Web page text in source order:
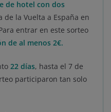
de hotel con dos
la Vuelta a España en
entrar en este sorteo
de al menos 2€.
22 días, hasta el 7 de
participaron tan solo